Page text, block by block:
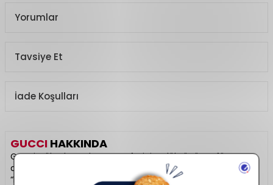
Yorumlar
Tavsiye Et
İade Koşulları
GUCCI HAKKINDA
Gucci, yüksek modanın zarafetini ve lüksünü parfüm
dünyasında da hissettiren prestijli bir markadır. “Guilty”,
“Bloom” ve “Flora” serileriyle feminen ve maskülen kokular